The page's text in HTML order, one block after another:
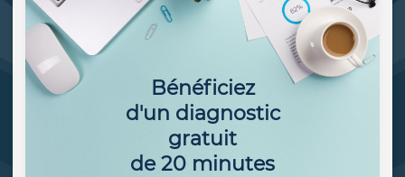
Bénéficiez
d'un diagnostic
gratuit
de 20 minutes